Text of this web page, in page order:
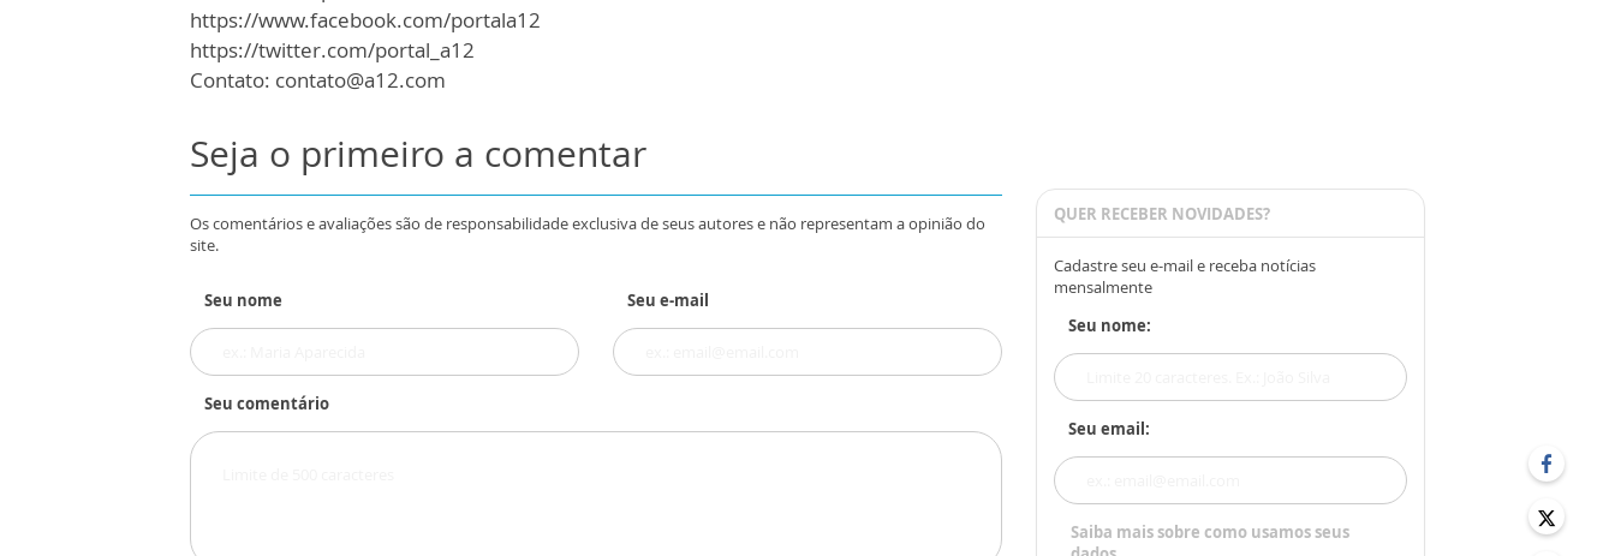
https://www.facebook.com/portala12
https://twitter.com/portal_a12
Contato: contato@a12.com
Seja o primeiro a comentar
Os comentários e avaliações são de responsabilidade exclusiva de seus autores e não representam a opinião do
site.
Seu nome Seu e-mail
Seu comentário
QUER RECEBER NOVIDADES?
Cadastre seu e-mail e receba notícias
mensalmente
Seu nome:
Seu email:
Saiba mais sobre como usamos seus